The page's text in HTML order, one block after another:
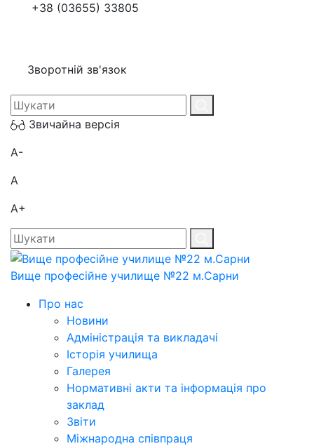
+38 (03655) 33805
Зворотній зв'язок
Звичайна версія
A-
A
A+
Вище професійне училище №22 м.Сарни
Про нас
Новини
Адміністрація та викладачі
Історія училища
Галерея
Нормативні акти та інформація про
заклад
Звіти
Міжнародна співпраця